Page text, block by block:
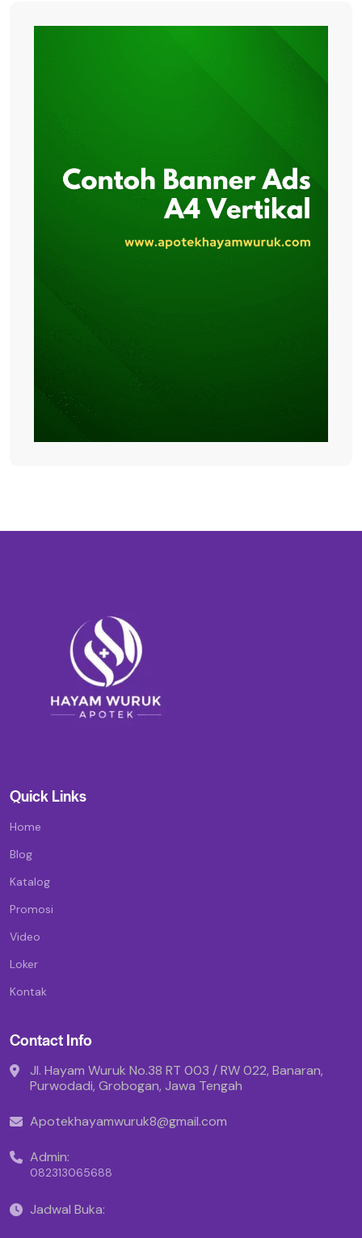
Quick Links
Home
Blog
Katalog
Promosi
Video
Loker
Kontak
Contact Info
Jl. Hayam Wuruk No.38 RT 003 / RW 022, Banaran,
Purwodadi, Grobogan, Jawa Tengah
Apotekhayamwuruk8@gmail.com
Admin:
082313065688
Jadwal Buka: